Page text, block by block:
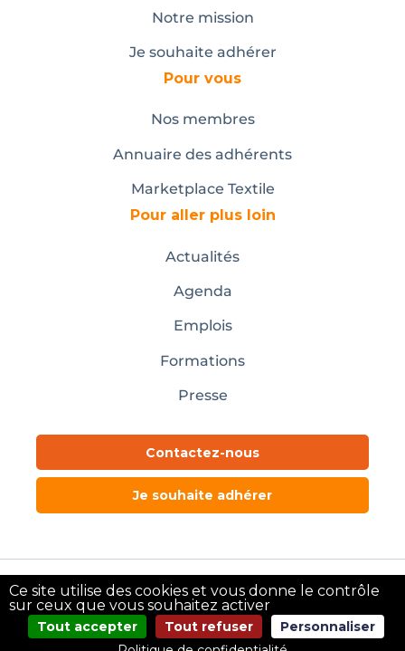
Notre mission
Je souhaite adhérer
Pour vous
Nos membres
Annuaire des adhérents
Marketplace Textile
Pour aller plus loin
Actualités
Agenda
Emplois
Formations
Presse
Contactez-nous
Je souhaite adhérer
Mentions légales
@copyright Pôle Textile Alsace – 2024
Ce site utilise des cookies et vous donne le contrôle
sur ceux que vous souhaitez activer
Tout accepter Tout refuser
Personnaliser